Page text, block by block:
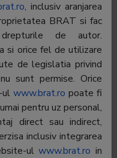
de Televiziune
de Televiziune
Oprea
Dorobantilor nr.191,
, inclusiv aranjarea
BRAT si fac
de autor.
si orice fel de utilizare
de legislatia privind
sunt permise. Orice
ul www.brat.ro poate fi
pentru uz personal,
direct sau indirect,
inclusiv integrarea
ulwww.brat.ro in